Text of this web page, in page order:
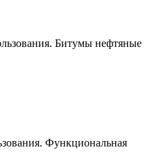
Битумы нефтяные
Функциональная